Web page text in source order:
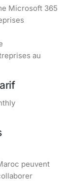
Microsoft 365
au
peuvent